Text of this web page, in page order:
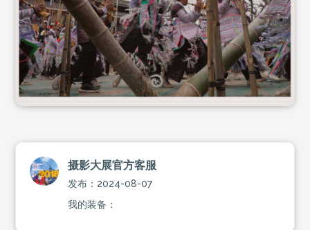
摄影大展官方客服
发布：2024-08-07
我的装备：